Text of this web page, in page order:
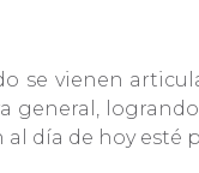
se vienen
día de hoy esté